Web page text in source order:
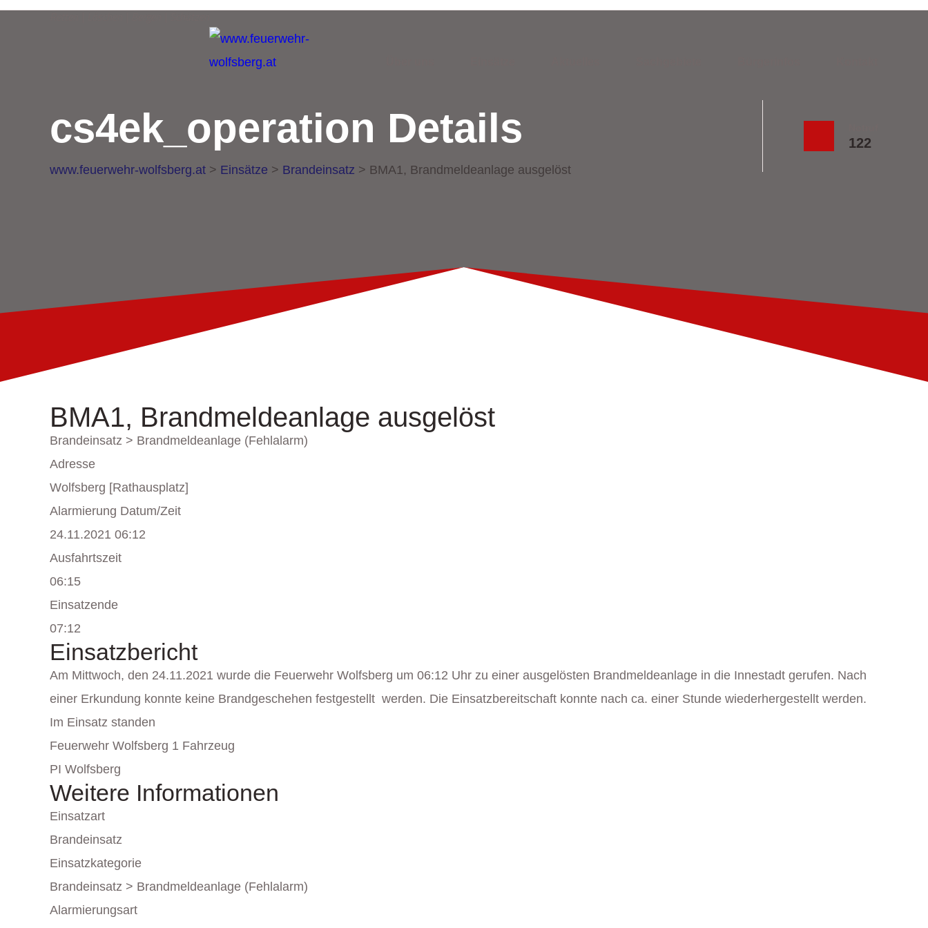
122
cs4ek_operation Details
www.feuerwehr-wolfsberg.at > Einsätze > Brandeinsatz > BMA1, Brandmeldeanlage ausgelöst
BMA1, Brandmeldeanlage ausgelöst
Brandeinsatz > Brandmeldeanlage (Fehlalarm)
Adresse
Wolfsberg [Rathausplatz]
Alarmierung Datum/Zeit
24.11.2021 06:12
Ausfahrtszeit
06:15
Einsatzende
07:12
Einsatzbericht
Am Mittwoch, den 24.11.2021 wurde die Feuerwehr Wolfsberg um 06:12 Uhr zu einer ausgelösten Brandmeldeanlage in die Innestadt gerufen. Nach
einer Erkundung konnte keine Brandgeschehen festgestellt werden. Die Einsatzbereitschaft konnte nach ca. einer Stunde wiederhergestellt werden.
Im Einsatz standen
Feuerwehr Wolfsberg 1 Fahrzeug
PI Wolfsberg
Weitere Informationen
Einsatzart
Brandeinsatz
Einsatzkategorie
Brandeinsatz > Brandmeldeanlage (Fehlalarm)
Alarmierungsart